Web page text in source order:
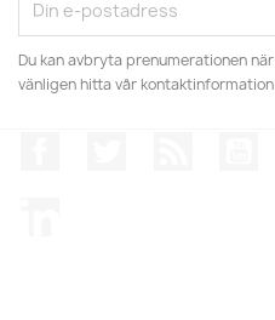
Du kan avbryta prenumerationen
vänligen hitta vår